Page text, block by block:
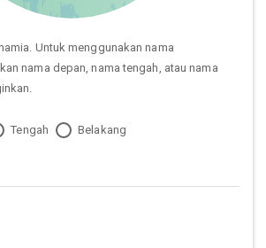
Untuk menggunakan nama
nama depan, nama tengah, atau nama
Tengah Belakang